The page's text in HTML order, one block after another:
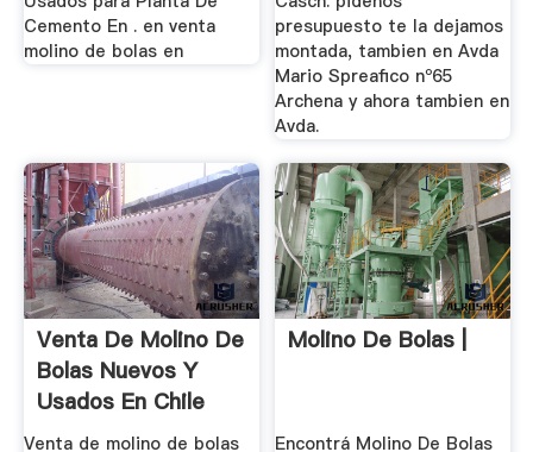
Cemento En . en venta
molino de bolas en
presupuesto te la dejamos
montada, tambien en Avda
Mario Spreafico nº65
Archena y ahora tambien en
Avda.
Venta De Molino De
Bolas Nuevos Y
Usados En Chile
Venta de molino de bolas
Molino De Bolas |
Encontrá Molino De Bolas